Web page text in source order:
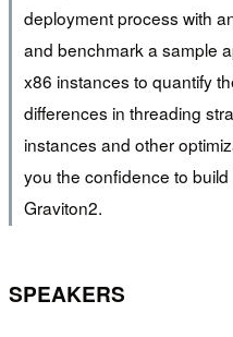
deployment process with
and benchmark a sample
x86 instances to quantify
differences in threading
instances and other
you the confidence to
Graviton2.
SPEAKERS